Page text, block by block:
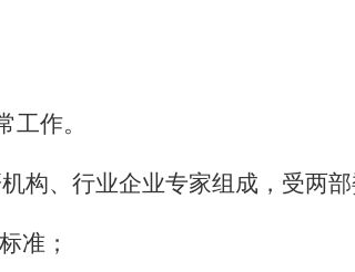
工作。
构、行业企业专家组成，受两部
准；